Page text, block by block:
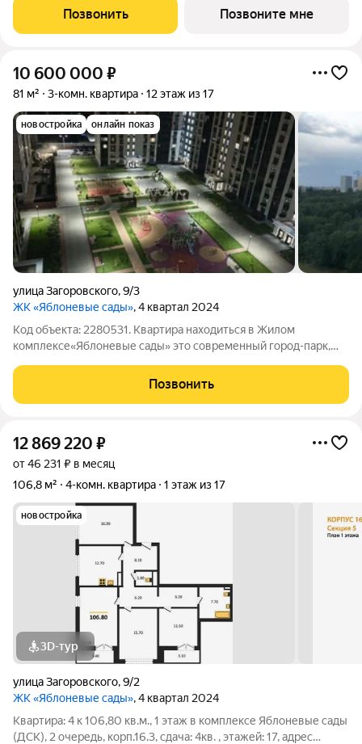
Позвонить Позвоните мне
10 600 000 ₽
81 м² 3-комн. квартира 12 этаж из 17
новостройка онлайн показ
улица Загоровского,9/3
ЖК «Яблоневые сады», 4 квартал 2024
Код объекта: 2280531. Квартира находиться в Жилом
комплексе«Яблоневые сады» это современный город-парк,
расположен в одном из самых динамично развивающихся
Позвонить
12 869 220 ₽
от 46 231 ₽ в месяц
106,8 м²
4-комн. квартира 1 этаж из 17
новостройка
3D-тур
улица Загоровского,9/2
ЖК «Яблоневые сады», 4 квартал 2024
Квартира: 4 к 106,80 кв.м., 1 этаж в комплексе Яблоневые сады
(ДСК), 2 очередь, корп.16.3, сдача: 4кв. , этажей: 17, адрес